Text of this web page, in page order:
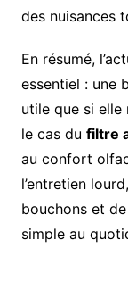
des nuisances
En résumé,
essentiel : une
utile que si elle
le cas du filtre
au confort
l’entretien
bouchons et
simple au